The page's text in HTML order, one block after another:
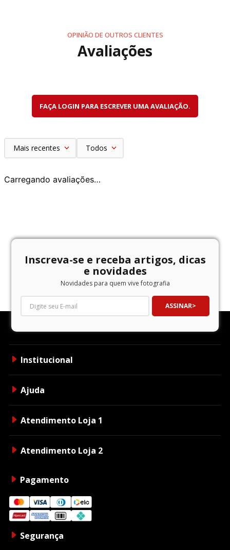
OPINIÃO DE OUTROS CLIENTES
Avaliações
FAÇA LOGIN PARA ESCREVER UMA AVALIAÇÃO.
Mais recentes Todos
Carregando avaliações…
Inscreva-se e receba artigos, dicas
e novidades
Novidades para quem vive fotografia
ASSINAR
Institucional
Ajuda
Atendimento Loja 1
Atendimento Loja 2
Pagamento
Segurança